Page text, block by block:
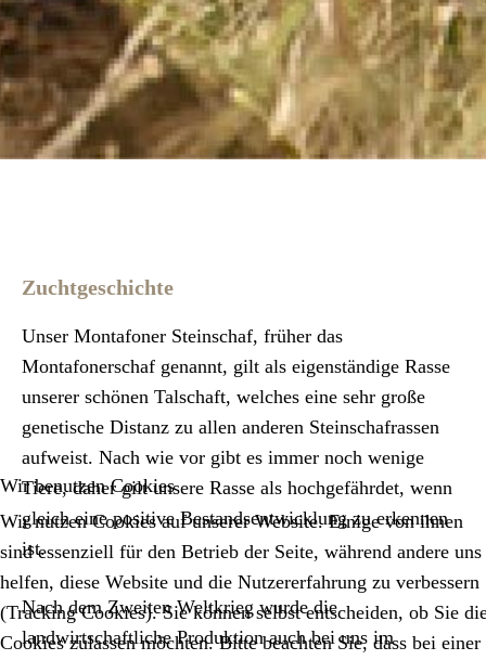
Zuchtgeschichte
Unser Montafoner Steinschaf, früher das
Montafonerschaf genannt, gilt als eigenständige Rasse
unserer schönen Talschaft, welches eine sehr große
genetische Distanz zu allen anderen Steinschafrassen
aufweist. Nach wie vor gibt es immer noch wenige
Tiere, daher gilt unsere Rasse als hochgefährdet, wenn
gleich eine positive Bestandsentwicklung zu erkennen
ist.
Nach dem Zweiten Weltkrieg wurde die
landwirtschaftliche Produktion auch bei uns im
Wir benutzen Cookies
Wir nutzen Cookies auf unserer Website. Einige von ihnen
sind essenziell für den Betrieb der Seite, während andere uns
helfen, diese Website und die Nutzererfahrung zu verbessern
(Tracking Cookies). Sie können selbst entscheiden, ob Sie
Cookies zulassen möchten. Bitte beachten Sie, dass bei einer